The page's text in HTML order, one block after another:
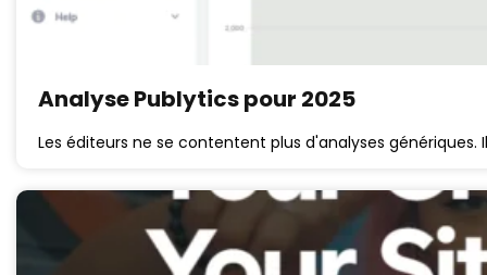
Analyse Publytics pour 2025
Les éditeurs ne se contentent plus d'analyses génériques.